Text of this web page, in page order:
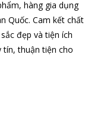
số 0 Hohoemi
uống tiền đình bổ
hàng gia dụng
Quốc. Cam kết chất
đẹp và tiện ích
tín, thuận tiện cho